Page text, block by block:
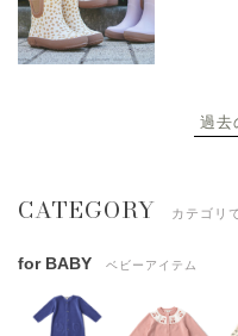
過去
CATEGORY カテゴリ
for BABY ベビーアイテム